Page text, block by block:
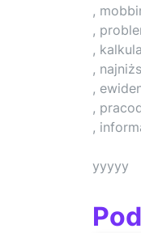
,
,
,
,
,
,
,
yyyyy